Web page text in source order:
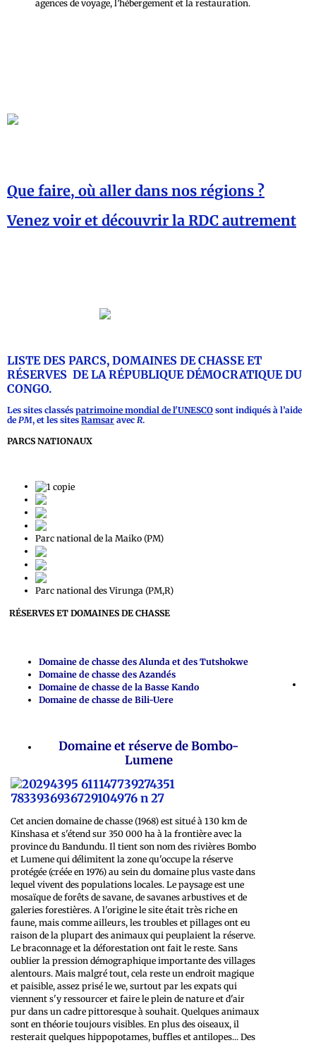
agences de voyage, l’hébergement et la restauration.
Que faire, où aller dans nos régions ?
Venez voir et découvrir la RDC autrement
LISTE DES PARCS, DOMAINES DE CHASSE ET
RÉSERVES DE LA RÉPUBLIQUE DÉMOCRATIQUE DU
CONGO.
Les sites classés patrimoine mondial de l'UNESCO sont indiqués à l’aide
de PM, et les sites Ramsar avec R.
PARCS NATIONAUX
Parc national de la Maiko (PM)
Parc national des Virunga (PM,R)
RÉSERVES ET DOMAINES DE CHASSE
Domaine de chasse des Alunda et des Tutshokwe
Domaine de chasse des Azandés
Domaine de chasse de la Basse Kando
Domaine de chasse de Bili-Uere
Domaine et réserve de Bombo-
Lumene
Cet ancien domaine de chasse (1968) est situé à 130 km de
Kinshasa et s'étend sur 350 000 ha à la frontière avec la
province du Bandundu. Il tient son nom des rivières Bombo
et Lumene qui délimitent la zone qu'occupe la réserve
protégée (créée en 1976) au sein du domaine plus vaste dans
lequel vivent des populations locales. Le paysage est une
mosaïque de forêts de savane, de savanes arbustives et de
galeries forestières. A l'origine le site était très riche en
faune, mais comme ailleurs, les troubles et pillages ont eu
raison de la plupart des animaux qui peuplaient la réserve.
Le braconnage et la déforestation ont fait le reste. Sans
oublier la pression démographique importante des villages
alentours. Mais malgré tout, cela reste un endroit magique
et paisible, assez prisé le we, surtout par les expats qui
viennent s'y ressourcer et faire le plein de nature et d'air
pur dans un cadre pittoresque à souhait. Quelques animaux
sont en théorie toujours visibles. En plus des oiseaux, il
resterait quelques hippopotames, buffles et antilopes... Des